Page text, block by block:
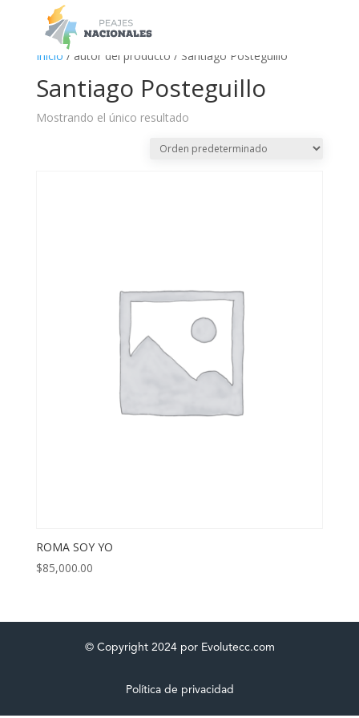
Inicio / autor del producto / Santiago Posteguillo
Santiago Posteguillo
Mostrando el único resultado
ROMA SOY YO
$85,000.00
© Copyright 2024 por Evolutecc.com
Política de privacidad